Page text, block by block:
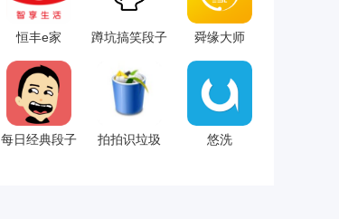
恒丰e家 蹲坑搞笑段子 舜缘大师
每日经典段子 拍拍识垃圾 悠洗